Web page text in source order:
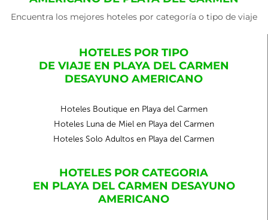
Encuentra los mejores hoteles por categoría o tipo de viaje
HOTELES POR TIPO
DE VIAJE EN PLAYA DEL CARMEN
DESAYUNO AMERICANO
Hoteles Boutique en Playa del Carmen
Hoteles Luna de Miel en Playa del Carmen
Hoteles Solo Adultos en Playa del Carmen
HOTELES POR CATEGORIA
EN PLAYA DEL CARMEN DESAYUNO
AMERICANO